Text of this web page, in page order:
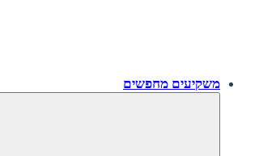
משקיעים מחפשים